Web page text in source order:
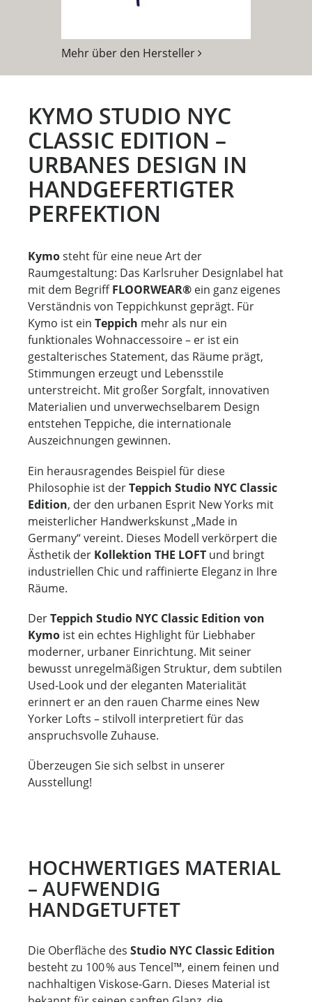
Mehr über den Hersteller
KYMO STUDIO NYC
CLASSIC EDITION –
URBANES DESIGN IN
HANDGEFERTIGTER
PERFEKTION
Kymosteht für eine neue Art der
Raumgestaltung: Das Karlsruher Designlabel hat
mit dem BegriffFLOORWEAR® ein ganz eigenes
Verständnis von Teppichkunst geprägt. Für
Kymo ist ein Teppich mehr als nur ein
funktionales Wohnaccessoire – er ist ein
gestalterisches Statement, das Räume prägt,
Stimmungen erzeugt und Lebensstile
unterstreicht. Mit großer Sorgfalt, innovativen
Materialien und unverwechselbarem Design
entstehen Teppiche, die internationale
Auszeichnungen gewinnen.
Ein herausragendes Beispiel für diese
Philosophie ist derTeppich Studio NYC Classic
Edition, der den urbanen Esprit New Yorks mit
meisterlicher Handwerkskunst „Made in
Germany“ vereint. Dieses Modell verkörpert die
Ästhetik der Kollektion THE LOFT und bringt
industriellen Chic und raffinierte Eleganz in Ihre
Räume.
DerTeppich Studio NYC Classic Edition von
Kymo ist ein echtes Highlight für Liebhaber
moderner, urbaner Einrichtung. Mit seiner
bewusst unregelmäßigen Struktur, dem subtilen
Used-Look und der eleganten Materialität
erinnert er an den rauen Charme eines New
Yorker Lofts – stilvoll interpretiert für das
anspruchsvolle Zuhause.
Überzeugen Sie sich selbst in unserer
Ausstellung!
HOCHWERTIGES MATERIAL
– AUFWENDIG
HANDGETUFTET
Die Oberfläche des Studio NYC Classic Edition
besteht zu 100 % aus Tencel™, einem feinen und
nachhaltigen Viskose-Garn. Dieses Material ist